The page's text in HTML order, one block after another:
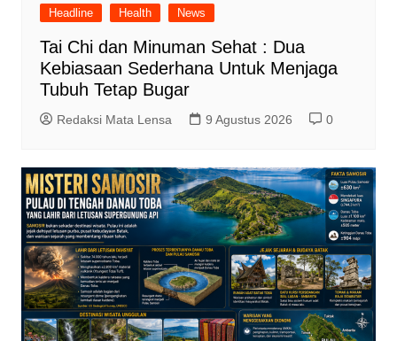
Headline Health News
Tai Chi dan Minuman Sehat : Dua
Kebiasaan Sederhana Untuk Menjaga
Tubuh Tetap Bugar
Redaksi Mata Lensa 9 Agustus 2026 0